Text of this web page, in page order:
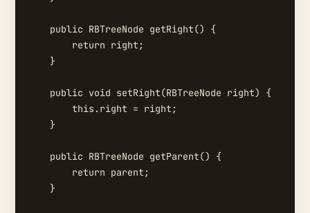
    public RBTreeNode getRight() {
        return right;
    }
    public void setRight(RBTreeNode right) {
        this.right = right;
    }
    public RBTreeNode getParent() {
        return parent;
    }